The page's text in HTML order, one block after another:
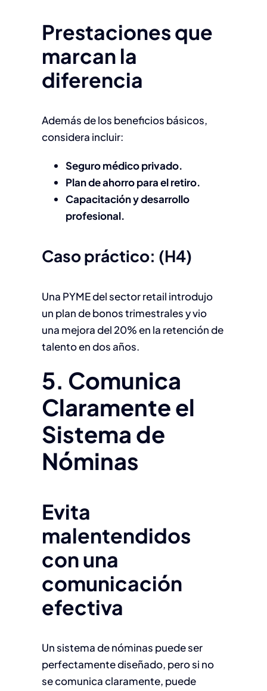
Prestaciones que
marcan la
diferencia
Además de los beneficios básicos,
considera incluir:
Seguro médico privado.
Plan de ahorro para el retiro.
Capacitación y desarrollo
profesional.
Caso práctico: (H4)
Una PYME del sector retail introdujo
un plan de bonos trimestrales y vio
una mejora del 20% en la retención de
talento en dos años.
5. Comunica
Claramente el
Sistema de
Nóminas
Evita
malentendidos
con una
comunicación
efectiva
Un sistema de nóminas puede ser
perfectamente diseñado, pero si no
se comunica claramente, puede